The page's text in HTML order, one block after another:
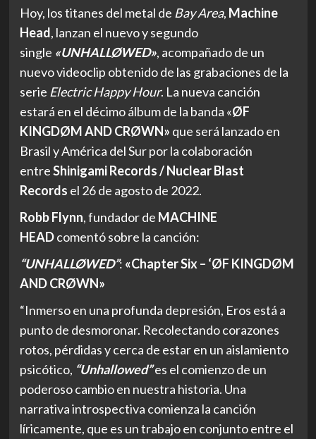
Hoy, los titanes del metal de Bay Area, Machine
Head, lanzan el nuevo y segundo
single «UNHALLØWED», acompañado de un
nuevo videoclip obtenido de las grabaciones de la
serie Electric Happy Hour. La nueva canción
estará en el décimo álbum de la banda «ØF
KINGDØM AND CRØWN» que será lanzado en
Brasil y América del Sur por la colaboración
entreShinigami Records / Nuclear Blast
Records el 26 de agosto de 2022.
Robb Flynn, fundador de MACHINE
HEADcomentó sobre la canción:
“UNHALLØWED”: «Chapter Six – ‘ØF KINGDØM
AND CRØWN»
“Inmerso en una profunda depresión, Eros está a
punto de desmoronar. Recolectando corazones
rotos, pérdidas y cerca de estar en un aislamiento
psicótico, “Unhallowed”es el comienzo de un
poderoso cambio en nuestra historia. Una
narrativa introspectiva comienza la canción
líricamente, que es un trabajo en conjunto entre el